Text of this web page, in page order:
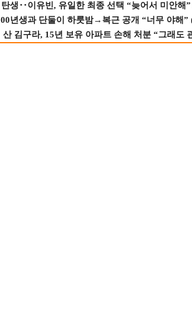
생‥이유빈, 유일한 최종 선택 “늦어서 미안해”
년생과 단둘이 하룻밤→복근 공개 “너무 야해”
김구라, 15년 보유 아파트 손해 처분 “그래도